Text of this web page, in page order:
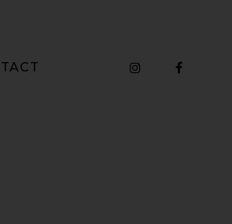
boîte de dialogue. Ses fonctions sont